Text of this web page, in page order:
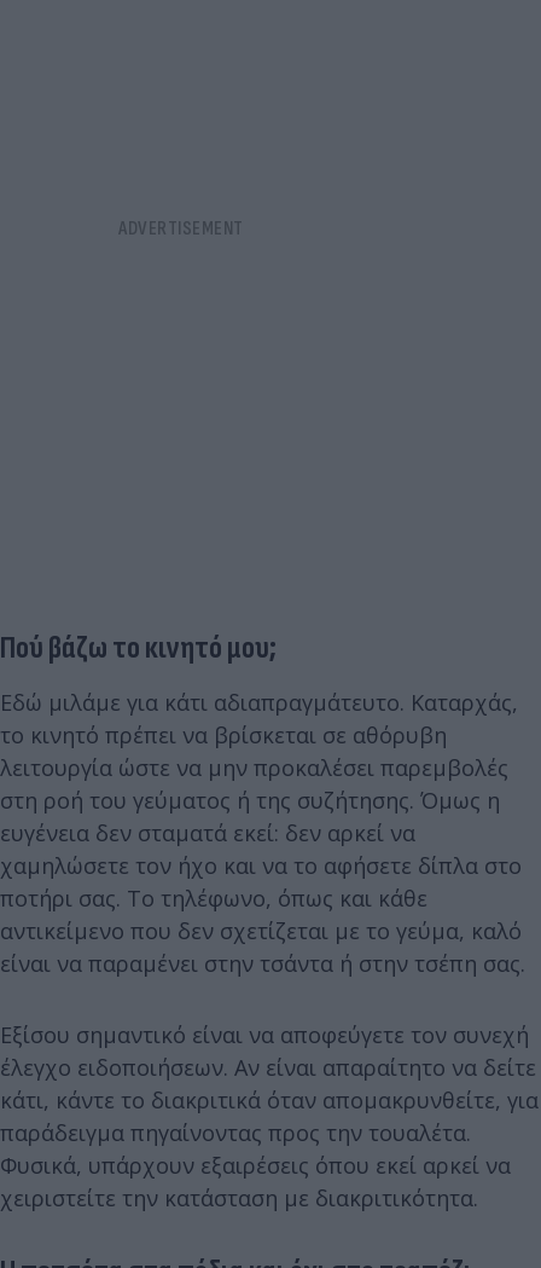
Πού βάζω το κινητό μου;
Εδώ μιλάμε για κάτι αδιαπραγμάτευτο. Καταρχάς,
το κινητό πρέπει να βρίσκεται σε αθόρυβη
λειτουργία ώστε να μην προκαλέσει παρεμβολές
στη ροή του γεύματος ή της συζήτησης. Όμως η
ευγένεια δεν σταματά εκεί: δεν αρκεί να
χαμηλώσετε τον ήχο και να το αφήσετε δίπλα στο
ποτήρι σας. Το τηλέφωνο, όπως και κάθε
αντικείμενο που δεν σχετίζεται με το γεύμα, καλό
είναι να παραμένει στην τσάντα ή στην τσέπη σας.
Εξίσου σημαντικό είναι να αποφεύγετε τον συνεχή
έλεγχο ειδοποιήσεων. Αν είναι απαραίτητο να δείτε
κάτι, κάντε το διακριτικά όταν απομακρυνθείτε, για
παράδειγμα πηγαίνοντας προς την τουαλέτα.
Φυσικά, υπάρχουν εξαιρέσεις όπου εκεί αρκεί να
χειριστείτε την κατάσταση με διακριτικότητα.